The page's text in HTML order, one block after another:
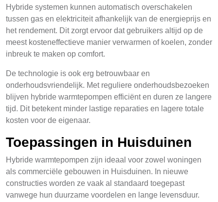
Hybride systemen kunnen automatisch overschakelen
tussen gas en elektriciteit afhankelijk van de energieprijs en
het rendement. Dit zorgt ervoor dat gebruikers altijd op de
meest kosteneffectieve manier verwarmen of koelen, zonder
inbreuk te maken op comfort.
De technologie is ook erg betrouwbaar en
onderhoudsvriendelijk. Met reguliere onderhoudsbezoeken
blijven hybride warmtepompen efficiënt en duren ze langere
tijd. Dit betekent minder lastige reparaties en lagere totale
kosten voor de eigenaar.
Toepassingen in Huisduinen
Hybride warmtepompen zijn ideaal voor zowel woningen
als commerciële gebouwen in Huisduinen. In nieuwe
constructies worden ze vaak al standaard toegepast
vanwege hun duurzame voordelen en lange levensduur.